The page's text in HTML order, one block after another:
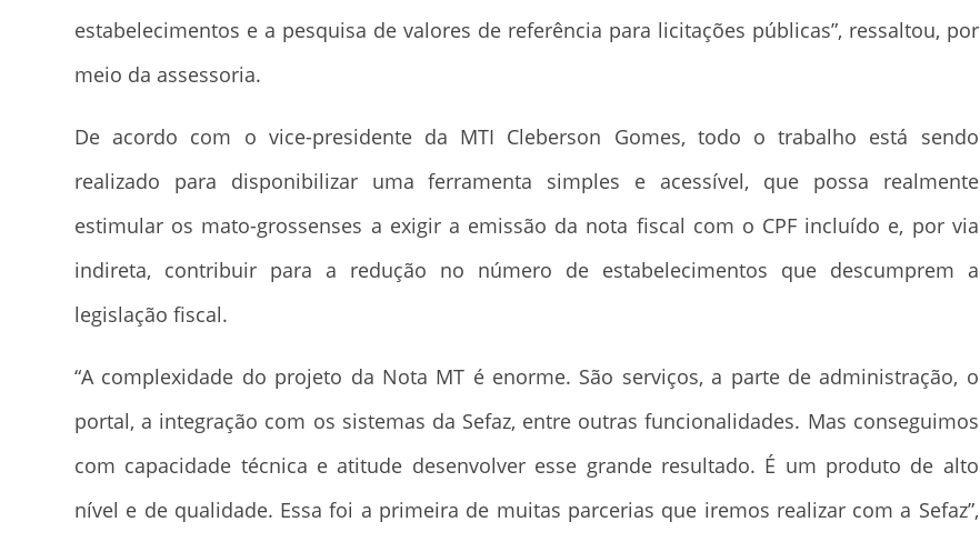
estabelecimentos e a pesquisa de valores de referência para licitações públicas”, ressaltou, por
meio da assessoria.
De acordo com o vice-presidente da MTI Cleberson Gomes, todo o trabalho está sendo
realizado para disponibilizar uma ferramenta simples e acessível, que possa realmente
estimular os mato-grossenses a exigir a emissão da nota fiscal com o CPF incluído e, por via
indireta, contribuir para a redução no número de estabelecimentos que descumprem a
legislação fiscal.
“A complexidade do projeto da Nota MT é enorme. São serviços, a parte de administração, o
portal, a integração com os sistemas da Sefaz, entre outras funcionalidades. Mas conseguimos
com capacidade técnica e atitude desenvolver esse grande resultado. É um produto de alto
nível e de qualidade. Essa foi a primeira de muitas parcerias que iremos realizar com a Sefaz”,